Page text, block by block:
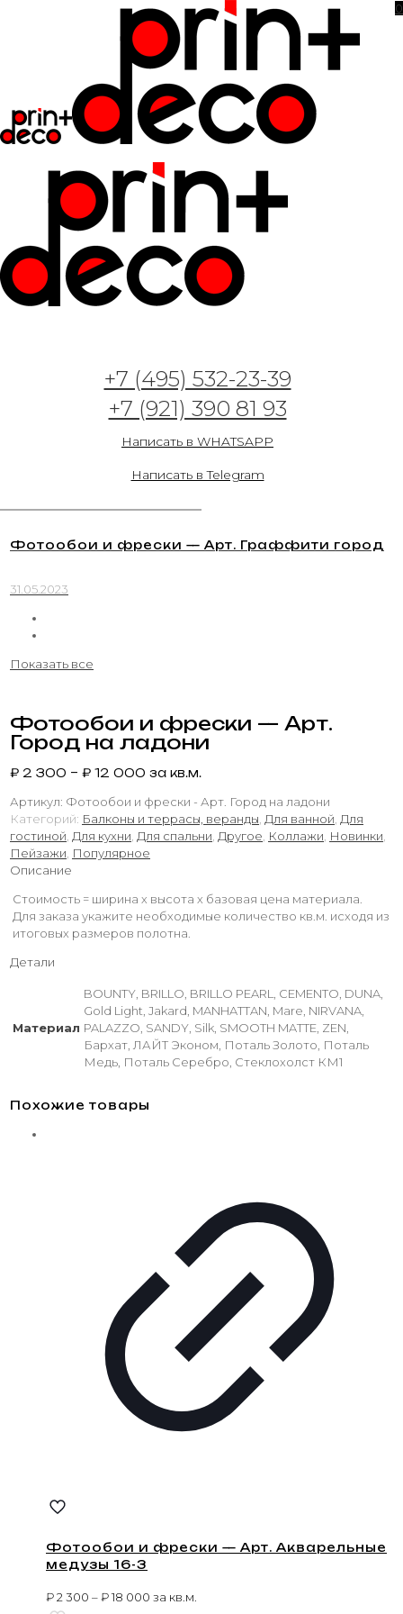
+7 (495) 532-23-39
+7 (921) 390 81 93
Написать в WHATSAPP
Написать в Telegram
0
Фотообои и фрески — Арт. Граффити город
31.05.2023
Показать все
Фотообои и фрески — Арт.
Город на ладони
₽ 2 300 – ₽ 12 000 за кв.м.
Артикул: Фотообои и фрески - Арт. Город на ладони
Категорий: Балконы и террасы, веранды, Для ванной, Для
гостиной, Для кухни, Для спальни, Другое, Коллажи, Новинки,
Пейзажи, Популярное
Описание
Стоимость = ширина х высота х базовая цена материала.
Для заказа укажите необходимые количество кв.м. исходя из
итоговых размеров полотна.
Детали
Материал
BOUNTY, BRILLO, BRILLO PEARL, CEMENTO, DUNA,
Gold Light, Jakard, MANHATTAN, Mare, NIRVANA,
PALAZZO, SANDY, Silk, SMOOTH MATTE, ZEN,
Бархат, ЛАЙТ Эконом, Поталь Золото, Поталь
Медь, Поталь Серебро, Стеклохолст КМ1
Похожие товары
Фотообои и фрески — Арт. Акварельные
медузы 16-3
₽2 300 –₽18 000 за кв.м.